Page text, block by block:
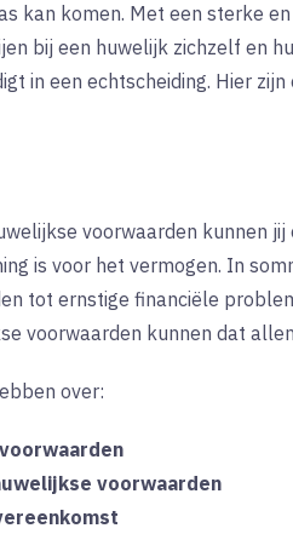
kan komen. Met een sterke
bij een huwelijk zichzelf en
in een echtscheiding. Hier
voorwaarden kunnen
is voor het vermogen. In
tot ernstige financiële
voorwaarden kunnen dat
over:
voorwaarden